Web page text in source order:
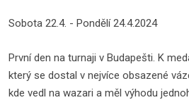
Sobota 22.4. - Pondělí 24.4.2024
První den na turnaji v Budapešti. K
který se dostal v nejvíce obsazené
kde vedl na wazari a měl výhodu